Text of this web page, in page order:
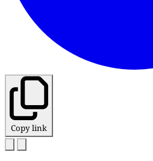
Copy link